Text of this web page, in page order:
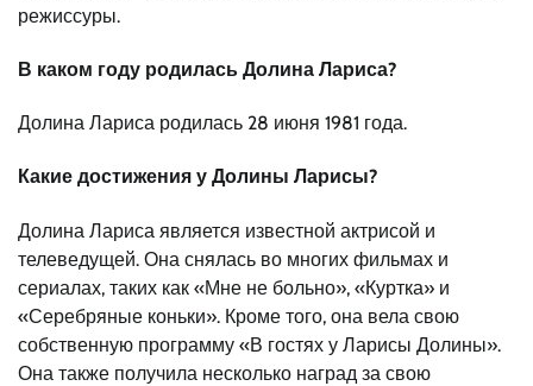
режиссуры.
В каком году родилась Долина Лариса?
Долина Лариса родилась 28 июня 1981 года.
Какие достижения у Долины Ларисы?
Долина Лариса является известной актрисой и
телеведущей. Она снялась во многих фильмах и
сериалах, таких как «Мне не больно», «Куртка» и
«Серебряные коньки». Кроме того, она вела свою
собственную программу «В гостях у Ларисы Долины».
Она также получила несколько наград за свою